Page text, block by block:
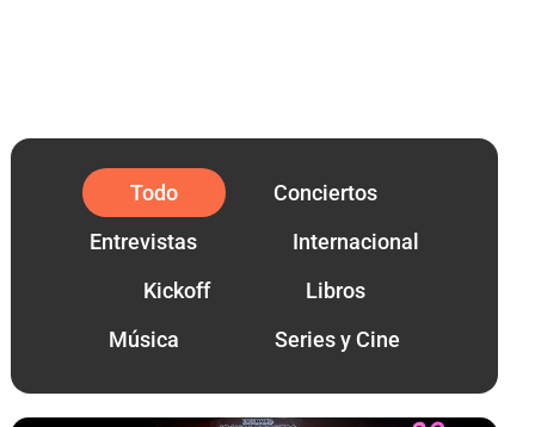
Conciertos
Entrevistas
Internacional
Kickoff
Libros
Música
Series y Cine
Todo